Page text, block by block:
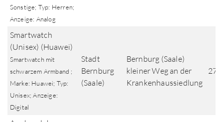
Sonstige; Typ: Herren;
Anzeige: Analog
Smartwatch
(Unisex) (Huawei)
Smartwatch mit
schwarzem Armband ;
Marke: Huawei; Typ:
Unisex; Anzeige:
Digital
Stadt
Bernburg
(Saale)
Bernburg (Saale)
kleiner Weg an der
Krankenhaussiedlung